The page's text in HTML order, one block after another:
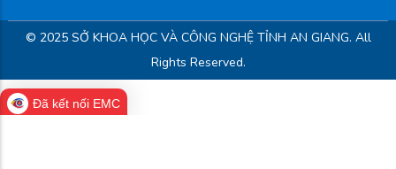
© 2025 SỞ KHOA HỌC VÀ CÔNG NGHỆ TỈNH AN GIANG. All
Rights Reserved.
Đã kết nối EMC